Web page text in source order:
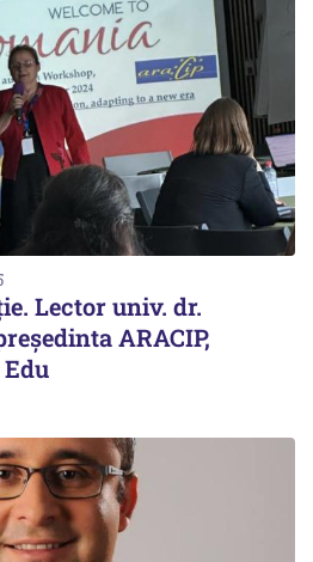
Lector univ. dr.
ARACIP,